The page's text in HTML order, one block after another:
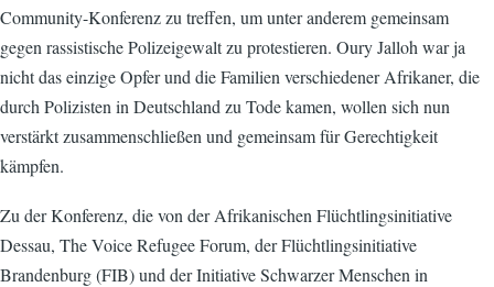
Community-Konferenz zu treffen, um unter anderem gemeinsam
gegen rassistische Polizeigewalt zu protestieren. Oury Jalloh war ja
nicht das einzige Opfer und die Familien verschiedener Afrikaner, die
durch Polizisten in Deutschland zu Tode kamen, wollen sich nun
verstärkt zusammenschließen und gemeinsam für Gerechtigkeit
kämpfen.
Zu der Konferenz, die von der Afrikanischen Flüchtlingsinitiative
Dessau, The Voice Refugee Forum, der Flüchtlingsinitiative
Brandenburg (FIB) und der Initiative Schwarzer Menschen in